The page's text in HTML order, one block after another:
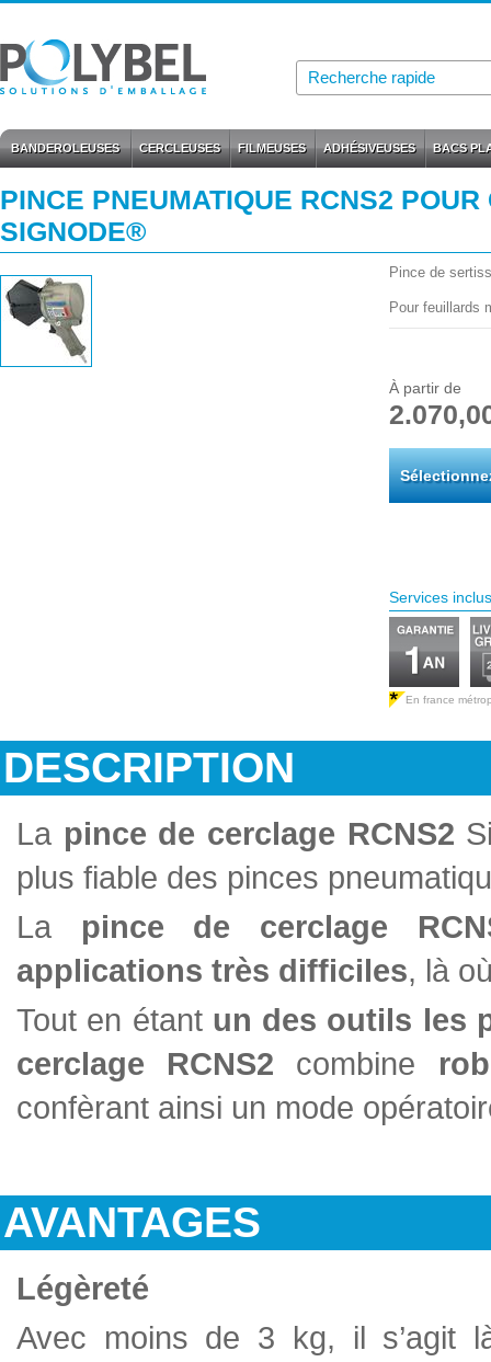
BANDEROLEUSES CERCLEUSES FILMEUSES ADHÉSIVEUSES BACS
PINCE PNEUMATIQUE RCNS2
SIGNODE®
Pince de
Pour feuillards
À partir de
Services inclus
En france
DESCRIPTION
La pince de cerclage RCNS2
plus fiable des pinces
La pince de cerclage
applications très difficiles, là
Tout en étant un des outils les
cerclage RCNS2 combine
confèrant ainsi un mode
AVANTAGES
Légèreté
Avec moins de 3 kg, il s’agit